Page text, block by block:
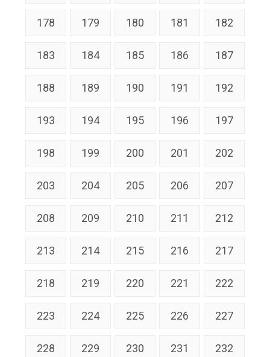
178 179 180 181 182
183 184 185 186 187
188 189 190 191 192
193 194 195 196 197
198 199 200 201 202
203 204 205 206 207
208 209 210 211 212
213 214 215 216 217
218 219 220 221 222
223 224 225 226 227
228 229 230 231 232